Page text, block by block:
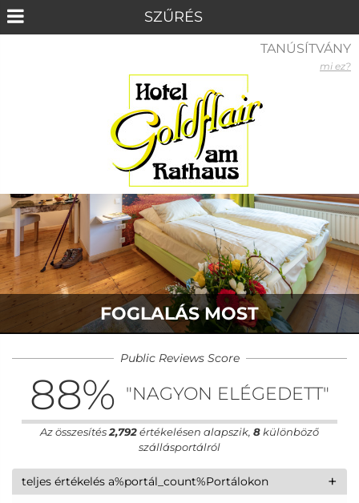
FOGLALÁS MOST
Public Reviews Score
88% "NAGYON ELÉGEDETT"
Az összesítés2,792értékelésen alapszik, 8 különböző
szállásportálról
+
teljes értékelés a%portál_count%Portálokon
TANÚSÍTVÁNY
mi ez?